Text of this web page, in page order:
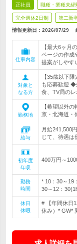
正社員 職種・業種未経
完全週休2日制 第二新
情報更新日：2026/07/29
仕事内容
【最大6ヶ月
ページの作成
提案がしや
対象と
なる方
【35歳以下
も応募歓迎 ◆
食、TV局の
勤務地
【希望以外
京・北海道・
給与
月給241,500
じて、待遇
初年度
年収
400万円～
勤務
時間
* 10：30～19
30～12：30(1
休日
休暇
# 【年間休日
休み）* GW*